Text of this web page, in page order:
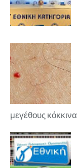
μεγέθους